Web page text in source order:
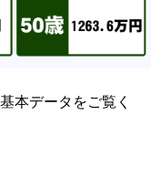
本データをご覧く